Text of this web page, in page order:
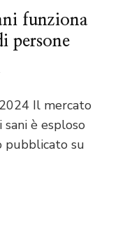
funziona
persone
Il mercato
è esploso
pubblicato su